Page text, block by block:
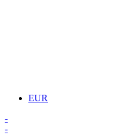
EUR
-
-